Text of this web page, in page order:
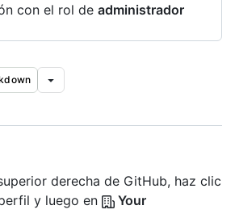
con el rol de administrador
derecha de GitHub, haz clic
y luego en
Your